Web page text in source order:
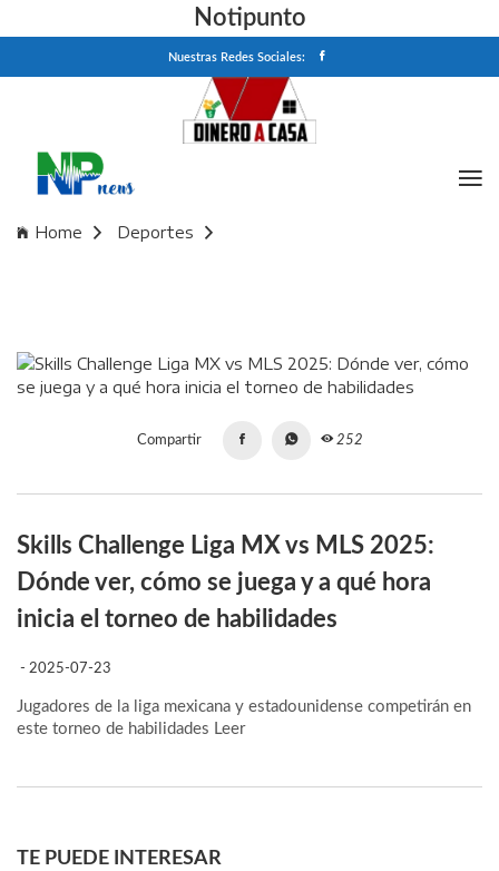
Notipunto
Nuestras Redes Sociales:
Home
Deportes
Compartir 252
Skills Challenge Liga MX vs MLS 2025:
Dónde ver, cómo se juega y a qué hora
inicia el torneo de habilidades
- 2025-07-23
Jugadores de la liga mexicana y estadounidense competirán en
este torneo de habilidades Leer
TE PUEDE INTERESAR